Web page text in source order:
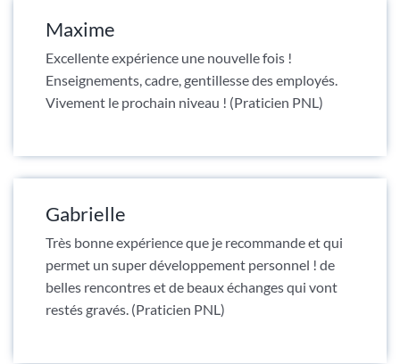
Maxime
Excellente expérience une nouvelle fois !
Enseignements, cadre, gentillesse des employés.
Vivement le prochain niveau ! (Praticien PNL)
Gabrielle
Très bonne expérience que je recommande et qui
permet un super développement personnel ! de
belles rencontres et de beaux échanges qui vont
restés gravés. (Praticien PNL)